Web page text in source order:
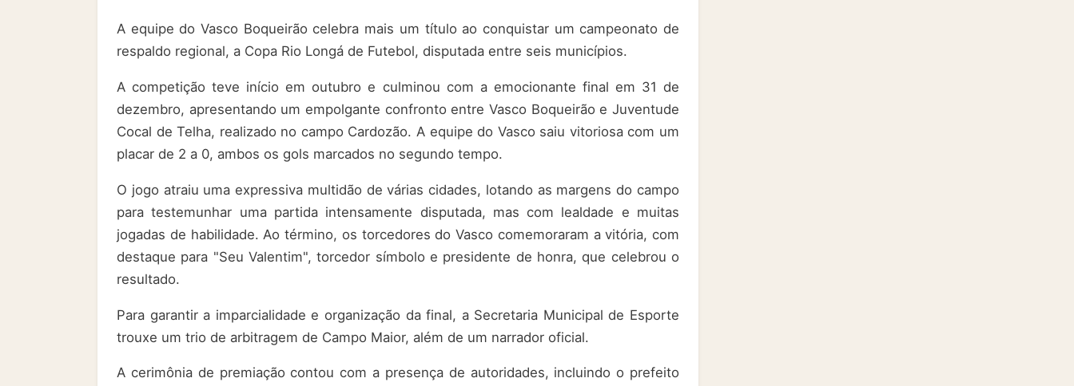
A equipe do Vasco Boqueirão celebra mais um título ao conquistar um campeonato de
respaldo regional, a Copa Rio Longá de Futebol, disputada entre seis municípios.
A competição teve início em outubro e culminou com a emocionante final em 31 de
dezembro, apresentando um empolgante confronto entre Vasco Boqueirão e Juventude
Cocal de Telha, realizado no campo Cardozão. A equipe do Vasco saiu vitoriosa com um
placar de 2 a 0, ambos os gols marcados no segundo tempo.
O jogo atraiu uma expressiva multidão de várias cidades, lotando as margens do campo
para testemunhar uma partida intensamente disputada, mas com lealdade e muitas
jogadas de habilidade. Ao término, os torcedores do Vasco comemoraram a vitória, com
destaque para "Seu Valentim", torcedor símbolo e presidente de honra, que celebrou o
resultado.
Para garantir a imparcialidade e organização da final, a Secretaria Municipal de Esporte
trouxe um trio de arbitragem de Campo Maior, além de um narrador oficial.
A cerimônia de premiação contou com a presença de autoridades, incluindo o prefeito